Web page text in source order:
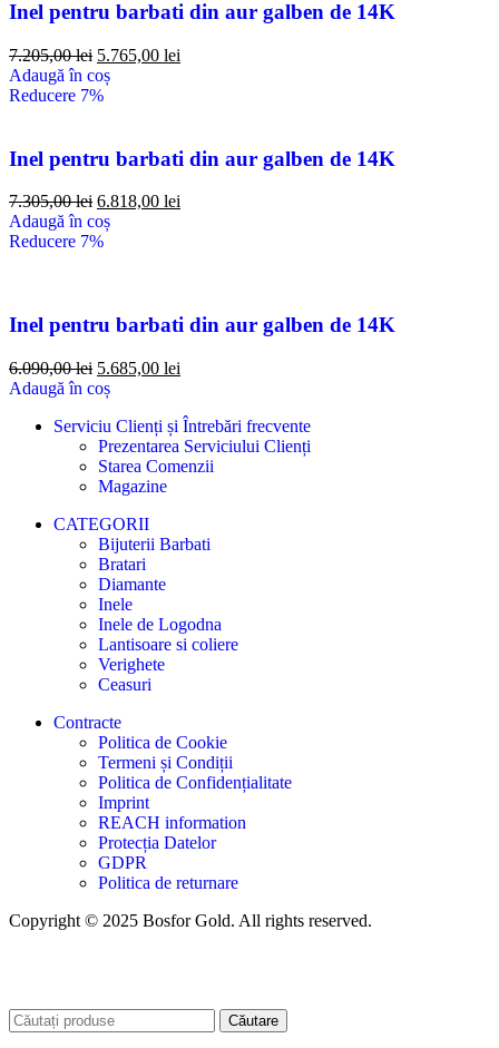
Inel pentru barbati din aur galben de 14K
7.205,00lei 5.765,00 lei
Adaugă în coș
Reducere 7%
Inel pentru barbati din aur galben de 14K
7.305,00lei 6.818,00 lei
Adaugă în coș
Reducere 7%
Inel pentru barbati din aur galben de 14K
6.090,00lei 5.685,00 lei
Adaugă în coș
Serviciu Clienți și Întrebări frecvente
Prezentarea Serviciului Clienți
Starea Comenzii
Magazine
CATEGORII
Bijuterii Barbati
Bratari
Diamante
Inele
Inele de Logodna
Lantisoare si coliere
Verighete
Ceasuri
Contracte
Politica de Cookie
Termeni și Condiții
Politica de Confidențialitate
Imprint
REACH information
Protecția Datelor
GDPR
Politica de returnare
Copyright © 2025 Bosfor Gold. All rights reserved.
Căutare